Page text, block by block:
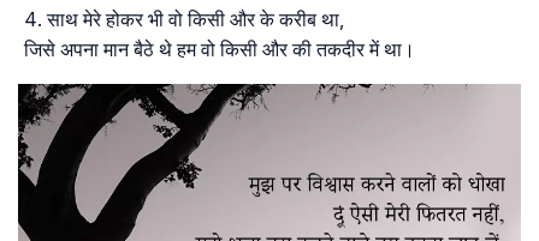
साथ मेरे होकर भी वो किसी और के करीब था,
जिसे अपना मान बैठे थे हम वो किसी और की तकदीर में था।